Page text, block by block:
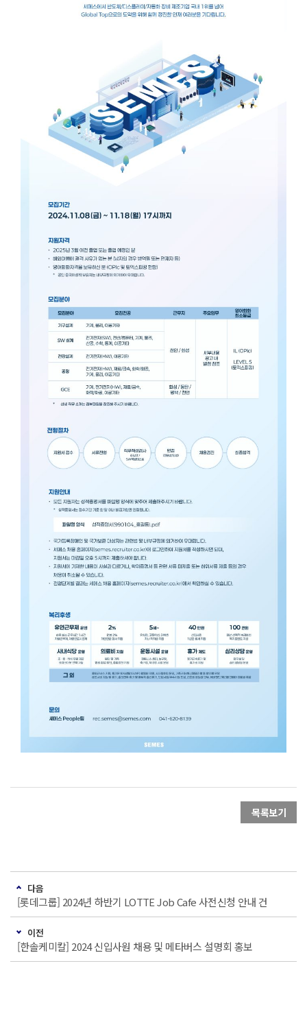
목록보기
다음
[롯데그룹] 2024년 하반기 LOTTE Job Cafe 사전신청 안내 건
이전
[한솔케미칼] 2024 신입사원 채용 및 메타버스 설명회 홍보